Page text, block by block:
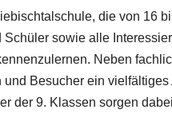
die von 16
sowie alle
Neben
Besucher ein
der 9. Klassen sorgen